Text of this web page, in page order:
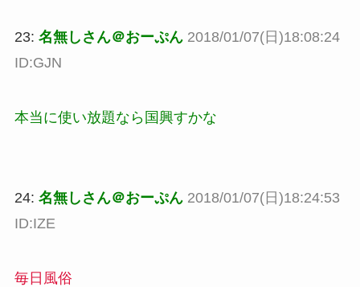
23: 名無しさん＠おーぷん 2018/01/07(日)18:08:24
ID:GJN
本当に使い放題なら国興すかな
24: 名無しさん＠おーぷん 2018/01/07(日)18:24:53
ID:IZE
毎日風俗